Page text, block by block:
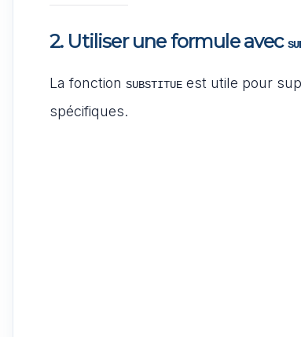
2. Utiliser une formule avec
La fonction SUBSTITUE est utile pour
spécifiques.